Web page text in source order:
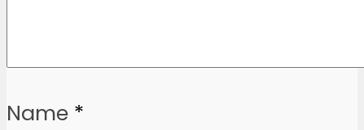
Name *